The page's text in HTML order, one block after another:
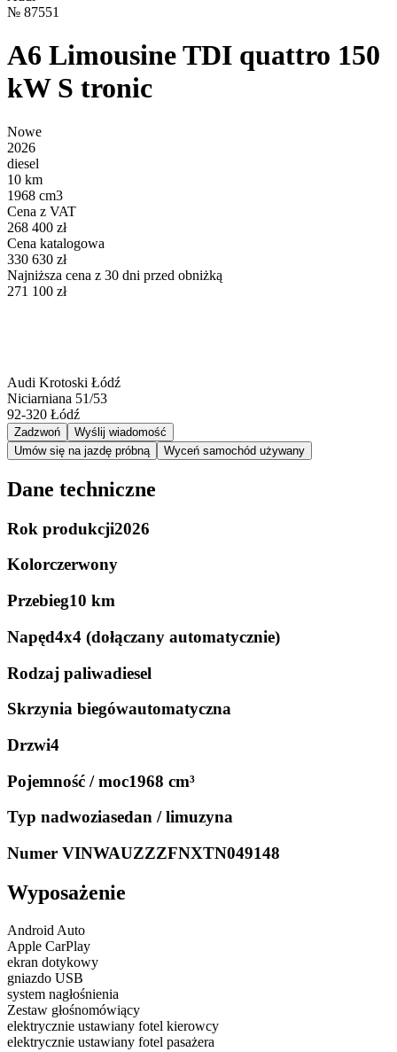
№ 87551
A6 Limousine TDI quattro 150
kW S tronic
Nowe
2026
diesel
10 km
1968 cm3
Cena z VAT
268 400 zł
Cena katalogowa
330 630 zł
Najniższa cena z 30 dni przed obniżką
271 100 zł
Audi Krotoski Łódź
Niciarniana 51/53
92-320 Łódź
Zadzwoń
Wyślij wiadomość
Umów się na jazdę próbną
Wyceń samochód używany
Dane techniczne
Rok produkcji2026
Kolorczerwony
Przebieg10 km
Napęd4x4 (dołączany automatycznie)
Rodzaj paliwadiesel
Skrzynia biegówautomatyczna
Drzwi4
Pojemność / moc1968 cm³
Typ nadwoziasedan / limuzyna
Numer VINWAUZZZFNXTN049148
Wyposażenie
Android Auto
Apple CarPlay
ekran dotykowy
gniazdo USB
system nagłośnienia
Zestaw głośnomówiący
elektrycznie ustawiany fotel kierowcy
elektrycznie ustawiany fotel pasażera